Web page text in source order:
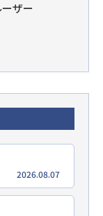
ザー
2026.08.07